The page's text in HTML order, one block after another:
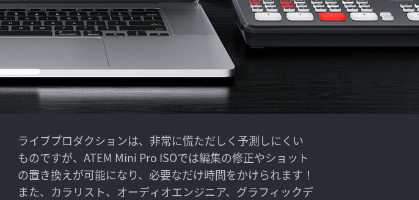
ライブプロダクションは、非常に慌ただしく予測しにくい
ものですが、ATEM Mini Pro ISOでは編集の修正やショット
の置き換えが可能になり、必要なだけ時間をかけられます！
また、カラリスト、オーディオエンジニア、グラフィックデ